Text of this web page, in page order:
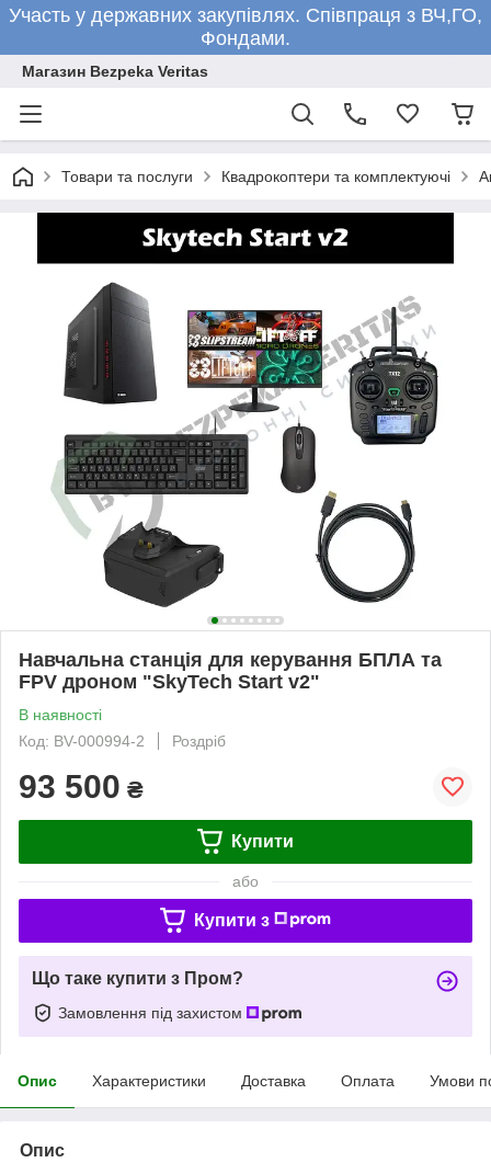
Участь у державних закупівлях. Співпраця з ВЧ,ГО,
Фондами.
Магазин Bezpeka Veritas
Товари та послуги Квадрокоптери та комплектуючі
Навчальна станція для керування БПЛА та
FPV дроном "SkyTech Start v2"
В наявності
Код: BV-000994-2
Роздріб
93 500 ₴
Купити
або
Купити з
Що таке купити з Пром?
Замовлення під захистом
Опис Характеристики Доставка Оплата Умови
Опис